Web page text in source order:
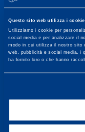
Questo sito web utilizza i cookie
Utilizziamo i cookie per
social media e per analizzare il
modo in cui utilizza il nostro sito
web, pubblicità e social media, i
ha fornito loro o che hanno
Centro
wellness.
Maggiori